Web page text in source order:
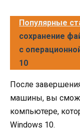
Популярные
сохранение
с
10
После
машины, вы
компьютере,
Windows 10.